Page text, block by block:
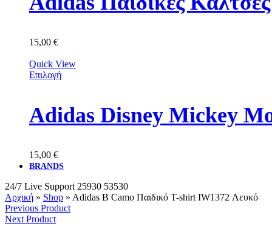
15,00 €
Quick View
Επιλογή
Adidas Disney Mickey
15,00 €
BRANDS
24/7 Live Support 25930 53530
Αρχική » Shop » Adidas B Camo Παιδικό T-shirt IW1372 Λευκό
Previous Product
Next Product